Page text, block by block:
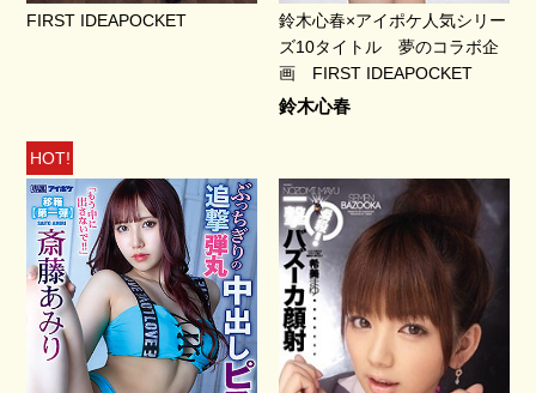
FIRST IDEAPOCKET
鈴木心春×アイポケ人気シリー
ズ10タイトル 夢のコラボ企
画 FIRST IDEAPOCKET
鈴木心春
HOT!